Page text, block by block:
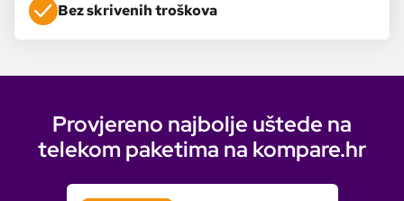
Bez skrivenih troškova
Provjereno najbolje uštede na
telekom paketima na kompare.hr